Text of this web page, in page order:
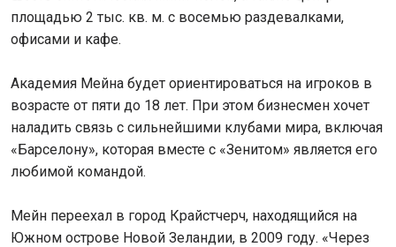
площадью 2 тыс. кв. м. с восемью раздевалками,
офисами и кафе.
Академия Мейна будет ориентироваться на игроков в
возрасте от пяти до 18 лет. При этом бизнесмен хочет
наладить связь с сильнейшими клубами мира, включая
«Барселону», которая вместе с «Зенитом» является его
любимой командой.
Мейн переехал в город Крайстчерч, находящийся на
Южном острове Новой Зеландии, в 2009 году. «Через